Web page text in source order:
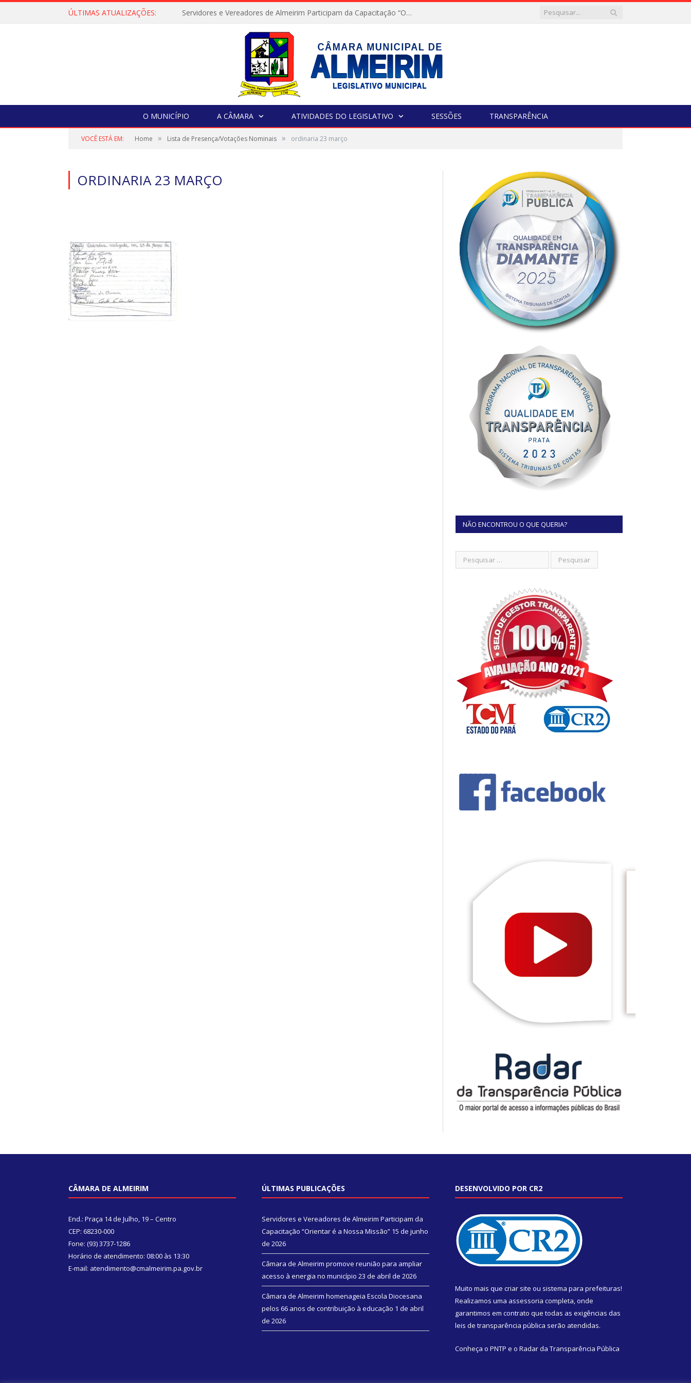
ÚLTIMAS ATUALIZAÇÕES: Servidores e Vereadores de Almeirim Participam da Capacitação “Orientar é a Nossa Missão”
O MUNICÍPIO A CÂMARA ATIVIDADES DO LEGISLATIVO SESSÕES TRANSPARÊNCIA
VOCÊ ESTÁ EM: Home » Lista de Presença/Votações Nominais » ordinaria 23 março
ORDINARIA 23 MARÇO
NÃO ENCONTROU O QUE QUERIA?
CÂMARA DE ALMEIRIM
End.: Praça 14 de Julho, 19 – Centro
CEP: 68230-000
Fone: (93) 3737-1286
Horário de atendimento: 08:00 às 13:30
E-mail: atendimento@cmalmeirim.pa.gov.br
ÚLTIMAS PUBLICAÇÕES
Servidores e Vereadores de Almeirim Participam da
Capacitação “Orientar é a Nossa Missão” 15 de junho
de 2026
Câmara de Almeirim promove reunião para ampliar
acesso à energia no município 23 de abril de 2026
Câmara de Almeirim homenageia Escola Diocesana
pelos 66 anos de contribuição à educação 1 de abril
de 2026
DESENVOLVIDO POR CR2
Muito mais que criar site ou sistema para prefeituras!
Realizamos uma assessoria completa, onde
garantimos em contrato que todas as exigências das
leis de transparência pública serão atendidas.
Conheça o PNTP e o Radar da Transparência Pública